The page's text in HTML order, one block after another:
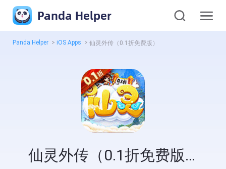
Panda Helper
Panda Helper > iOS Apps > 仙灵外传（0.1折免费版）
仙灵外传（0.1折免费版）